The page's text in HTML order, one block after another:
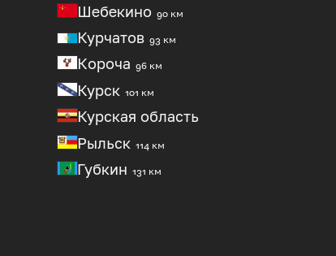
Шебекино 90 км
Курчатов 93 км
Короча 96 км
Курск 101 км
Курская область
Рыльск 114 км
Губкин 131 км